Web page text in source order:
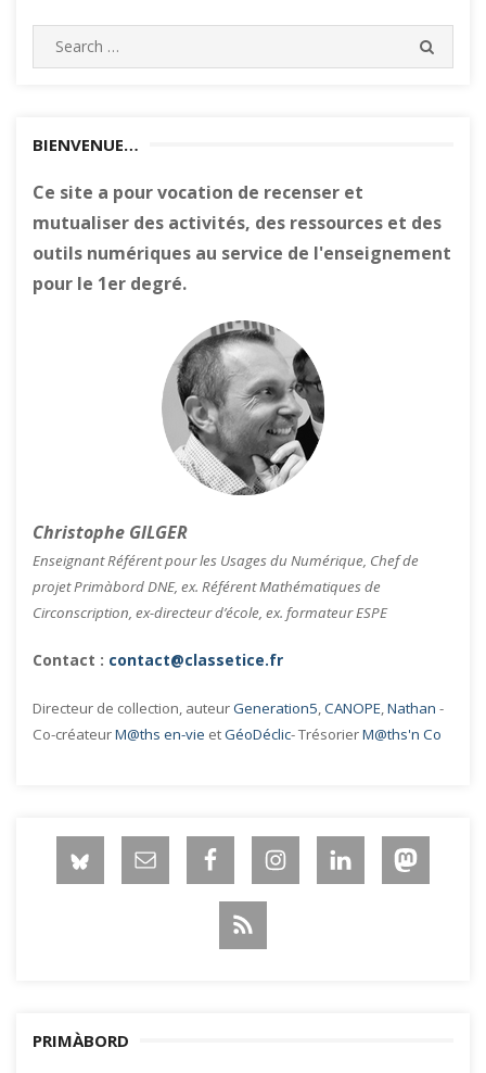
BIENVENUE…
Ce site a pour vocation de recenser et
mutualiser des activités, des ressources et des
outils numériques au service de l'enseignement
pour le 1er degré.
Christophe GILGER
Enseignant Référent pour les Usages du Numérique, Chef de
projet Primàbord DNE, ex. Référent Mathématiques de
Circonscription, ex-directeur d’école, ex. formateur ESPE
Contact : contact@classetice.fr
Directeur de collection, auteurGeneration5,CANOPE,Nathan -
Co-créateurM@ths en-vie etGéoDéclic- TrésorierM@ths'n Co
PRIMÀBORD